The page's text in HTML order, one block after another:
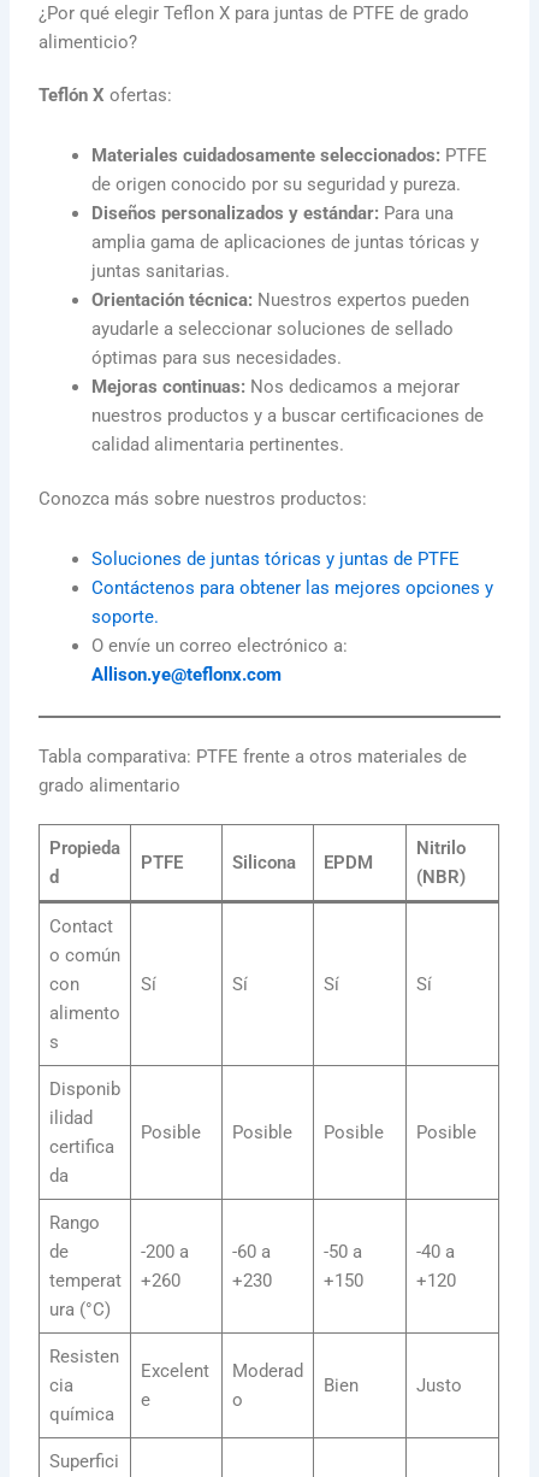
¿Por qué elegir Teflon X para juntas de PTFE de grado
alimenticio?
Teflón X ofertas:
Materiales cuidadosamente seleccionados: PTFE
de origen conocido por su seguridad y pureza.
Diseños personalizados y estándar: Para una
amplia gama de aplicaciones de juntas tóricas y
juntas sanitarias.
Orientación técnica: Nuestros expertos pueden
ayudarle a seleccionar soluciones de sellado
óptimas para sus necesidades.
Mejoras continuas: Nos dedicamos a mejorar
nuestros productos y a buscar certificaciones de
calidad alimentaria pertinentes.
Conozca más sobre nuestros productos:
Soluciones de juntas tóricas y juntas de PTFE
Contáctenos para obtener las mejores opciones y
soporte.
O envíe un correo electrónico a:
Allison.ye@teflonx.com
Tabla comparativa: PTFE frente a otros materiales de
grado alimentario
Propieda
d
PTFE Silicona EPDM
Nitrilo
(NBR)
Contact
o común
con
alimento
s
Sí Sí Sí Sí
Disponib
ilidad
certifica
da
Posible Posible Posible Posible
Rango
de
temperat
ura (°C)
-200 a
+260
-60 a
+230
-50 a
+150
-40 a
+120
Resisten
cia
química
Excelent
e
Moderad
o
Bien Justo
Superfici